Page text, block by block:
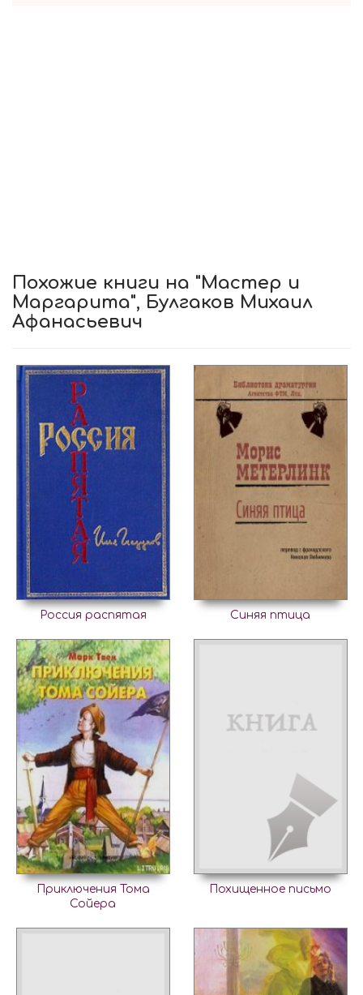
Похожие книги на "Мастер и
Маргарита", Булгаков Михаил
Афанасьевич
Россия распятая Синяя птица
Приключения Тома
Сойера
Похищенное письмо